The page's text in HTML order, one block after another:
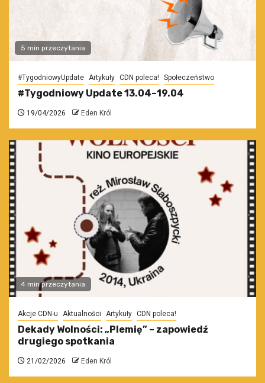
5 min przeczytania
#TygodniowyUpdate Artykuły CDN poleca! Społeczeństwo
#Tygodniowy Update 13.04–19.04
19/04/2026 Eden Król
4 min przeczytania
Akcje CDN-u Aktualności Artykuły CDN poleca!
Dekady Wolności: „Plemię” – zapowiedź
drugiego spotkania
21/02/2026 Eden Król